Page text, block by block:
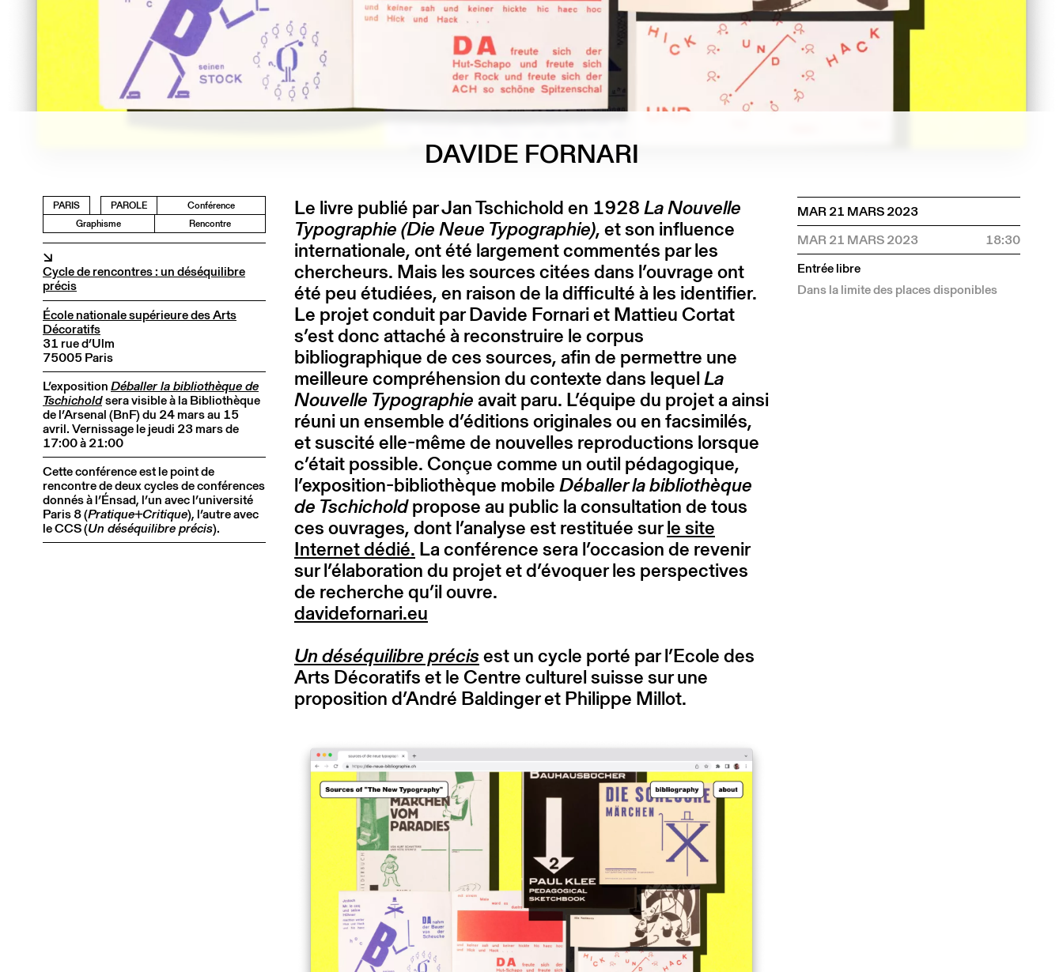
DAVIDE FORNARI
PARIS PAROLE
Conférence
Graphisme
Rencontre
↘
Cycle de rencontres : un déséquilibre
précis
École nationale supérieure des Arts
Décoratifs
31 rue d’Ulm
75005 Paris
L’expositionDéballer la bibliothèque de
Tschicholdsera visible à la Bibliothèque
de l’Arsenal (BnF) du 24 mars au 15
avril. Vernissage le jeudi 23 mars de
17:00 à 21:00
Cette conférence est le point de
rencontre de deux cycles de conférences
donnés à l’Énsad, l’un avec l’université
Paris 8 (Pratique+Critique), l’autre avec
le CCS (Un déséquilibre précis).
Le livre publié par Jan Tschichold en 1928La Nouvelle
Typographie (Die Neue Typographie), et son influence
internationale, ont été largement commentés par les
chercheurs. Mais les sources citées dans l’ouvrage ont
été peu étudiées, en raison de la difficulté à les identifier.
Le projet conduit par Davide Fornari et Mattieu Cortat
s’est donc attaché à reconstruire le corpus
bibliographique de ces sources, afin de permettre une
meilleure compréhension du contexte dans lequelLa
Nouvelle Typographieavait paru. L’équipe du projet a ainsi
réuni un ensemble d’éditions originales ou en facsimilés,
et suscité elle-même de nouvelles reproductions lorsque
c’était possible. Conçue comme un outil pédagogique,
l’exposition-bibliothèque mobileDéballer la bibliothèque
de Tschicholdpropose au public la consultation de tous
ces ouvrages, dont l’analyse est restituée surle site
Internet dédié. La conférence sera l’occasion de revenir
sur l’élaboration du projet et d’évoquer les perspectives
de recherche qu’il ouvre.
davidefornari.eu
Un déséquilibre précisest un cycle porté par l’Ecole des
Arts Décoratifs et le Centre culturel suisse sur une
proposition d’André Baldinger et Philippe Millot.
MAR 21 MARS 2023
MAR 21 MARS 2023
18:30
Entrée libre
Dans la limite des places disponibles